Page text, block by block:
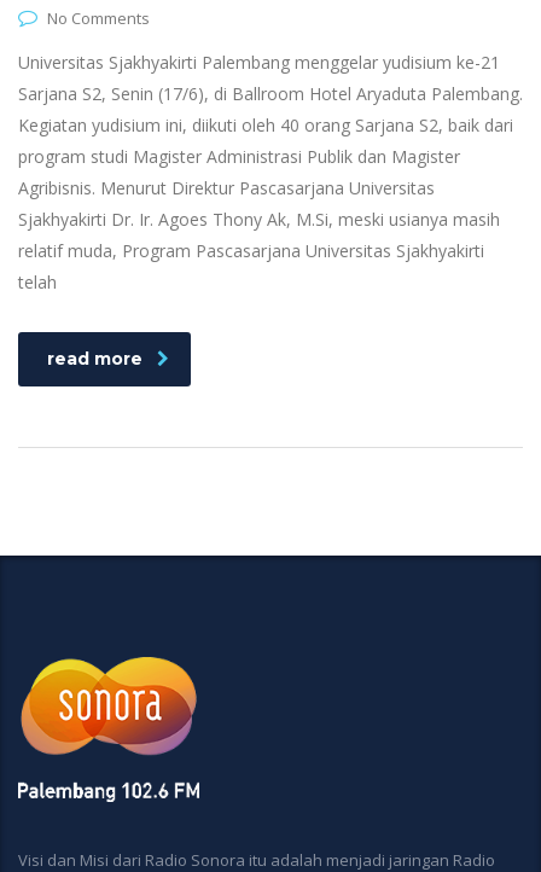
No Comments
Universitas Sjakhyakirti Palembang menggelar yudisium ke-21
Sarjana S2, Senin (17/6), di Ballroom Hotel Aryaduta Palembang.
Kegiatan yudisium ini, diikuti oleh 40 orang Sarjana S2, baik dari
program studi Magister Administrasi Publik dan Magister
Agribisnis. Menurut Direktur Pascasarjana Universitas
Sjakhyakirti Dr. Ir. Agoes Thony Ak, M.Si, meski usianya masih
relatif muda, Program Pascasarjana Universitas Sjakhyakirti
telah
read more
Visi dan Misi dari Radio Sonora itu adalah menjadi jaringan Radio